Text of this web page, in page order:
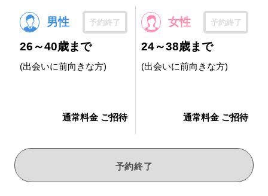
男性 予約終了
26～40歳まで
(出会いに前向きな方)
通常料金 ご招待
女性 予約終了
24～38歳まで
(出会いに前向きな方)
通常料金 ご招待
予約終了